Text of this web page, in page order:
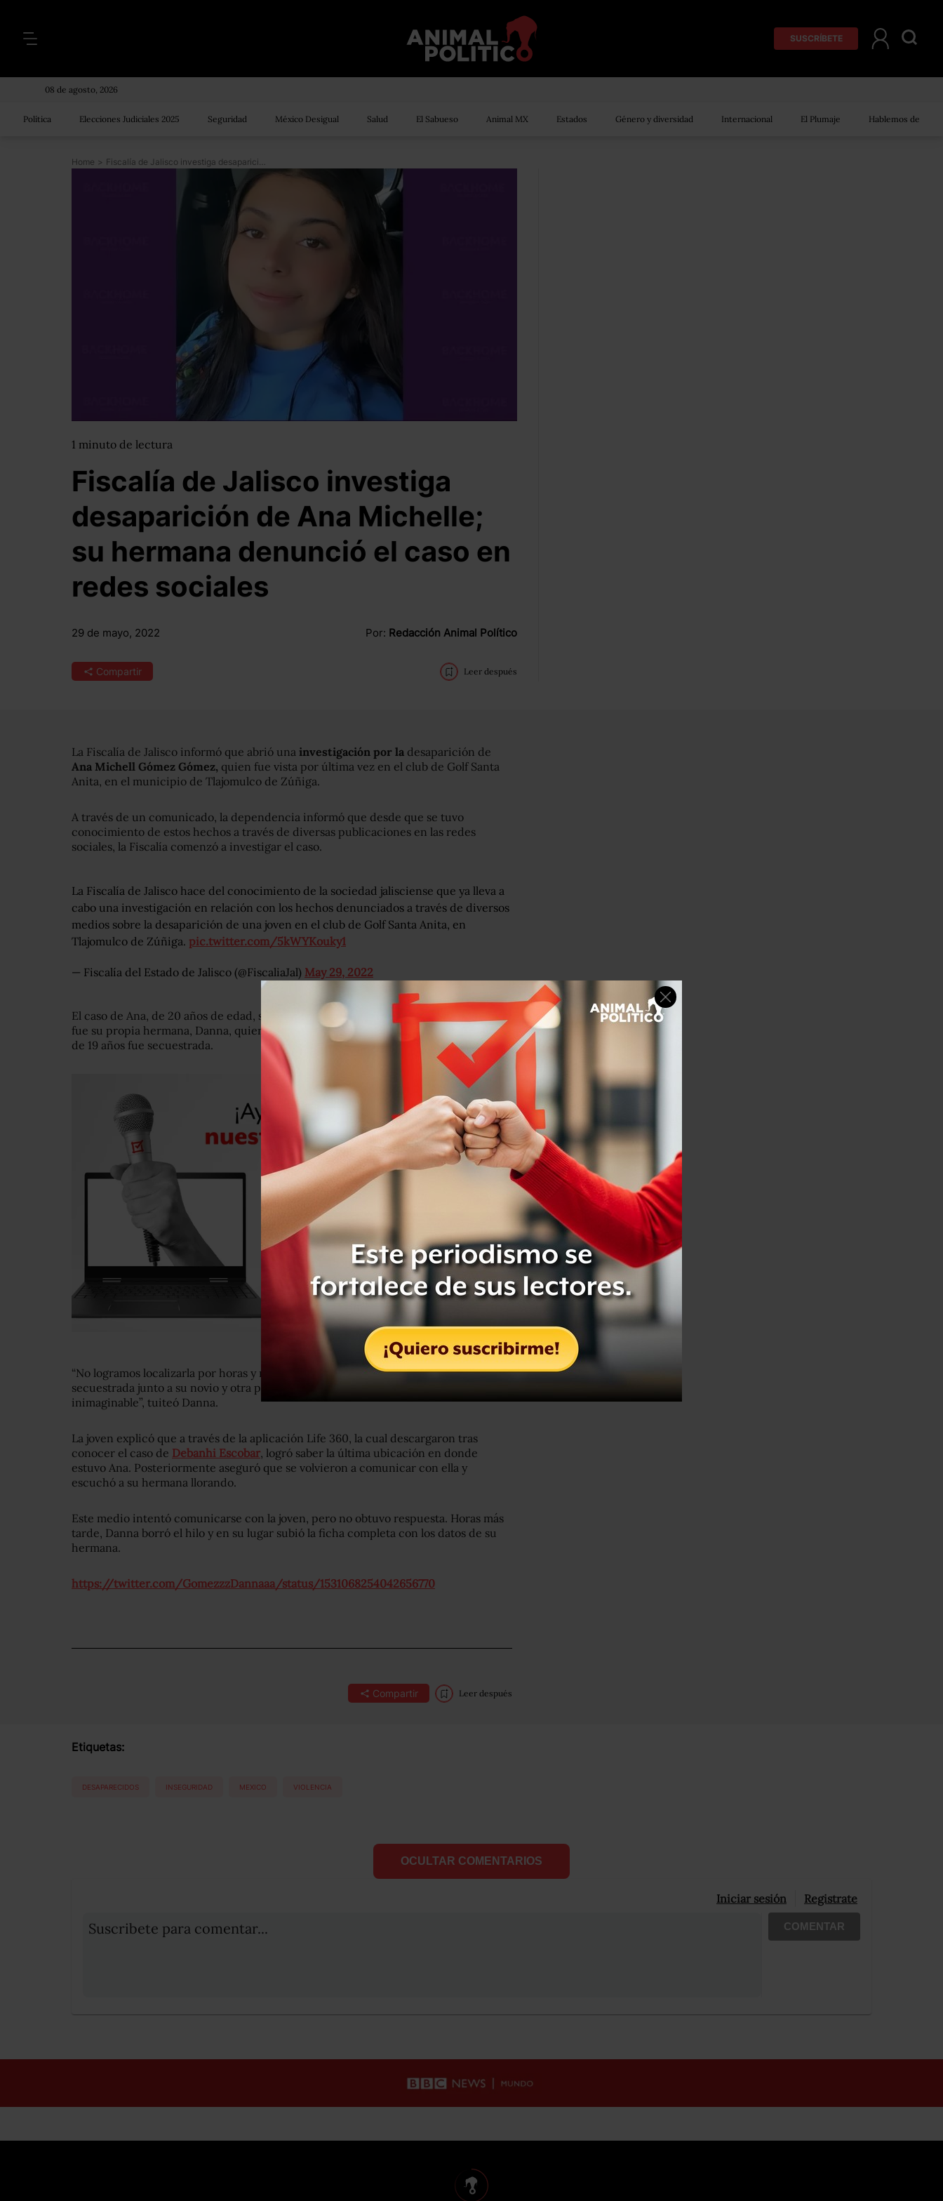
SUSCRÍBETE
08 de agosto, 2026
Política Elecciones Judiciales 2025 Seguridad México Desigual Salud El Sabueso Animal MX Estados Género y diversidad Internacional El Plumaje Hablemos de
Home > Fiscalía de Jalisco investiga desaparición de Ana Michelle; su hermana denunció el caso en redes sociales
1 minuto de lectura
Fiscalía de Jalisco investiga
desaparición de Ana Michelle;
su hermana denunció el caso en
redes sociales
29 de mayo, 2022 Por: Redacción Animal Político
Compartir Leer después
La Fiscalía de Jalisco informó que abrió una investigación por la desaparición de
Ana Michell Gómez Gómez, quien fue vista por última vez en el club de Golf Santa
Anita, en el municipio de Tlajomulco de Zúñiga.
A través de un comunicado, la dependencia informó que desde que se tuvo
conocimiento de estos hechos a través de diversas publicaciones en las redes
sociales, la Fiscalía comenzó a investigar el caso.
La Fiscalía de Jalisco hace del conocimiento de la sociedad jalisciense que ya lleva a
cabo una investigación en relación con los hechos denunciados a través de diversos
medios sobre la desaparición de una joven en el club de Golf Santa Anita, en
Tlajomulco de Zúñiga. pic.twitter.com/5kWYKouky1
— Fiscalía del Estado de Jalisco (@FiscaliaJal) May 29, 2022
El caso de Ana, de 20 años de edad, se dio a conocer a través de redes sociales, pues
fue su propia hermana, Danna, quien publicó un hilo donde explicaba que la joven
de 19 años fue secuestrada.
“No logramos localizarla por horas y nos habían confirmado que la tenían
secuestrada junto a su novio y otra persona, nos pidieron una cantidad de dinero
inimaginable”, tuiteó Danna.
La joven explicó que a través de la aplicación Life 360, la cual descargaron tras
conocer el caso de Debanhi Escobar, logró saber la última ubicación en donde
estuvo Ana. Posteriormente aseguró que se volvieron a comunicar con ella y
escuchó a su hermana llorando.
Este medio intentó comunicarse con la joven, pero no obtuvo respuesta. Horas más
tarde, Danna borró el hilo y en su lugar subió la ficha completa con los datos de su
hermana.
https://twitter.com/GomezzzDannaaa/status/1531068254042656770
Compartir Leer después
Etiquetas:
DESAPARECIDOS INSEGURIDAD MEXICO VIOLENCIA
OCULTAR COMENTARIOS
Iniciar sesión Registrate
Suscribete para comentar... COMENTAR